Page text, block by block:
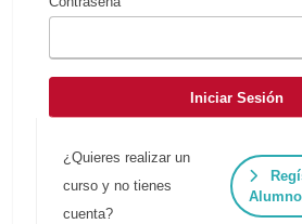
Iniciar Sesión
¿Quieres realizar un
curso y no tienes
cuenta?